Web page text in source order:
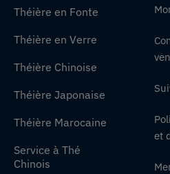
Théière en Fonte
Théière en Verre
Théière Chinoise
Théière Japonaise
Théière Marocaine
Service à Thé
Chinois
et